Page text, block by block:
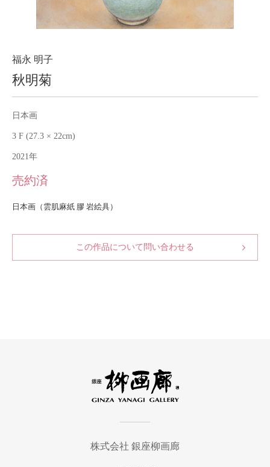
Contact
Purchase assessment
福永 明子
秋明菊
日本画
3 F (27.3 × 22cm)
2021年
売約済
日本画（雲肌麻紙 膠 岩絵具）
この作品について問い合わせる
株式会社 銀座柳画廊